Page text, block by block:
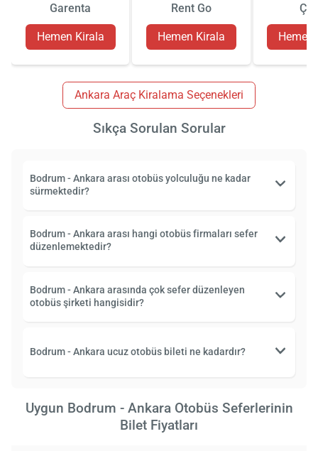
Garenta
Hemen Kirala
Rent Go
Hemen Kirala Hemen
Ankara Araç Kiralama Seçenekleri
Sıkça Sorulan Sorular
Bodrum - Ankara arası otobüs yolculuğu ne kadar
sürmektedir?
Bodrum - Ankara arası hangi otobüs firmaları sefer
düzenlemektedir?
Bodrum - Ankara arasında çok sefer düzenleyen
otobüs şirketi hangisidir?
Bodrum - Ankara ucuz otobüs bileti ne kadardır?
Uygun Bodrum - Ankara Otobüs Seferlerinin
Bilet Fiyatları